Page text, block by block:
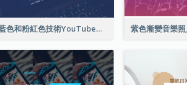
藍色和粉紅色技術YouTube頻道圖片